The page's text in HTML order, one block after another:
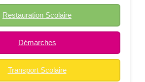
Restauration Scolaire
Démarches
Transport Scolaire